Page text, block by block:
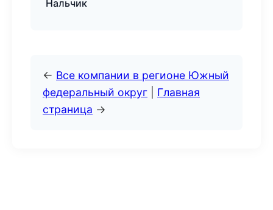
Нальчик
← Все компании в регионе Южный
федеральный округ
Главная
страница →